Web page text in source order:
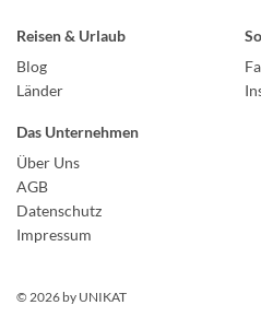
Reisen & Urlaub
Blog
Länder
Das Unternehmen
Über Uns
AGB
Datenschutz
Impressum
© 2026 by UNIKAT